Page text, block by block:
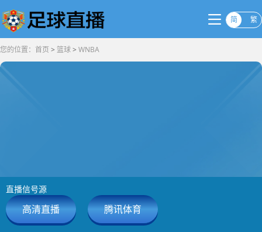
简 繁
您的位置： 首页 > 篮球> WNBA
直播信号源
高清直播 腾讯体育